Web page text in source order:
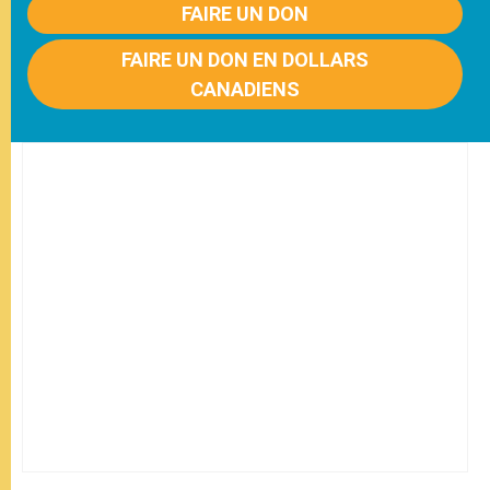
FAIRE UN DON
FAIRE UN DON EN DOLLARS
CANADIENS